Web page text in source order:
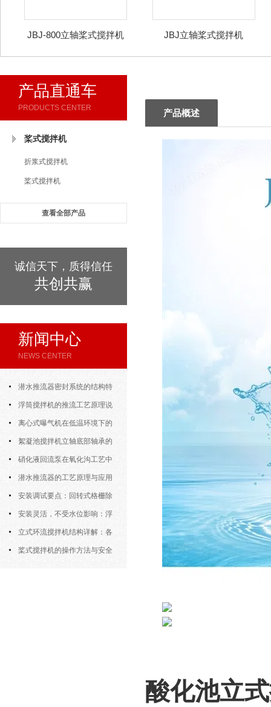
JBJ-800立轴桨式搅拌机 JBJ立轴桨式搅拌机
产品直通车
PRODUCTS CENTER
桨式搅拌机
折浆式搅拌机
桨式搅拌机
查看全部产品
诚信天下，质得信任
共创共赢
新闻中心
NEWS CENTER
潜水推流器密封系统的结构特
点与渗漏故障处理
浮筒搅拌机的推流工艺原理说
明 离心式曝气机在低温环境下的
运行特性与防冻措施
絮凝池搅拌机立轴底部轴承的
密封防水与免维护设计
硝化液回流泵在氧化沟工艺中
的布置位置对回流效果的影响
潜水推流器的工艺原理与应用
逻辑安装调试要点：回转式格栅除
污机的土建配合要求与水平度校准
安装灵活，不受水位影响：浮
筒式曝气机的结构优势与适用场景
立式环流搅拌机结构详解：各
部件的功能与协同
桨式搅拌机的操作方法与安全
产品概述
酸化池立